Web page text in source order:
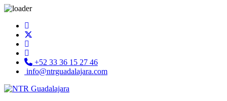
+52 33 36 15 27 46
info@ntrguadalajara.com